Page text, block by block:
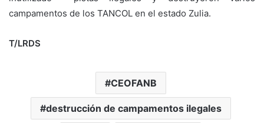
campamentos de los TANCOL en el estado Zulia.
T/LRDS
CEOFANB
destrucción de campamentos ilegales